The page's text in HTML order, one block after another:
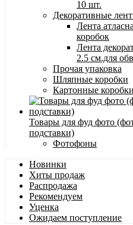
10 шт.
Декоративные
Лента
коробок
Лента
2.5 см.для
Прочая упаковка
Шляпные коробки
Картонные
Товары для фуд фото
подставки)
Фотофоны
Новинки
Хиты продаж
Распродажа
Рекомендуем
Уценка
Ожидаем поступление